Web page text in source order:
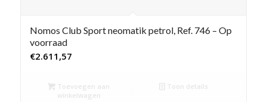
Nomos Club Sport neomatik petrol, Ref. 746 – Op
voorraad
€2.611,57
Toevoegen aan
winkelwagen
Toon details